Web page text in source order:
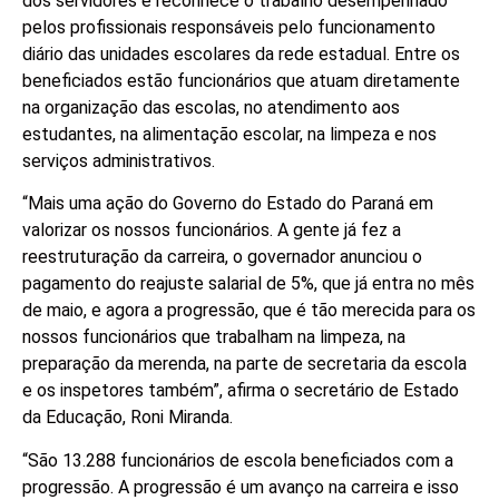
pelos profissionais responsáveis pelo funcionamento
diário das unidades escolares da rede estadual. Entre os
beneficiados estão funcionários que atuam diretamente
na organização das escolas, no atendimento aos
estudantes, na alimentação escolar, na limpeza e nos
serviços administrativos.
“Mais uma ação do Governo do Estado do Paraná em
valorizar os nossos funcionários. A gente já fez a
reestruturação da carreira, o governador anunciou o
pagamento do reajuste salarial de 5%, que já entra no mês
de maio, e agora a progressão, que é tão merecida para os
nossos funcionários que trabalham na limpeza, na
preparação da merenda, na parte de secretaria da escola
e os inspetores também”, afirma o secretário de Estado
da Educação, Roni Miranda.
“São 13.288 funcionários de escola beneficiados com a
progressão. A progressão é um avanço na carreira e isso